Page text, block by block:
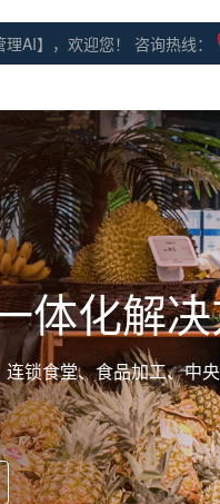
AI】，欢迎您！ 咨询热线：
体化解
锁食堂、食品加工、中